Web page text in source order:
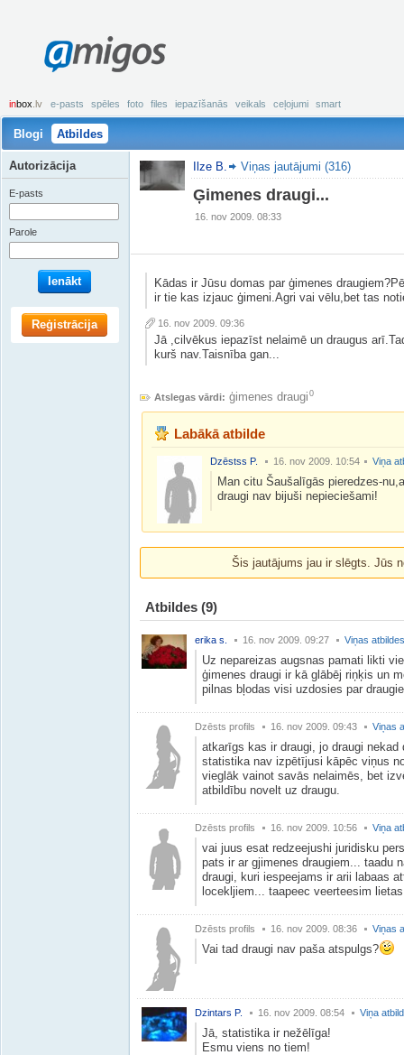
amigos
inbox .lv e-pasts spēles foto files iepazīšanās veikals ceļojumi smart
Blogi Atbildes
Ilze B. Viņas jautājumi (316)
Ģimenes draugi...
16. nov 2009. 08:33
Kādas ir Jūsu domas par ģimenes
ir tie kas izjauc ģimeni.Agri vai vēlu,bet tas
16. nov 2009. 09:36
Jā ,cilvēkus iepazīst nelaimē un draugus
kurš nav.Taisnība gan...
Atslegas vārdi: ģimenes draugi 0
Labākā atbilde
Dzēstss P. 16. nov 2009. 10:54 Viņa
Man citu Šaušalīgās pieredzes-
draugi nav bijuši nepieciešami!
Šis jautājums jau ir slēgts. Jūs
Atbildes (9)
erika s. 16. nov 2009. 09:27 Viņas atbildes
Uz nepareizas augsnas pamati likti
ģimenes draugi ir kā glābēj riņķis un
pilnas bļodas visi uzdosies par
Dzēsts profils 16. nov 2009. 09:43 Viņas
atkarīgs kas ir draugi, jo draugi nekad
statistika nav izpētījusi kāpēc viņus
vieglāk vainot savās nelaimēs, bet
atbildību novelt uz draugu.
Dzēsts profils 16. nov 2009. 10:56 Viņa
vai juus esat redzeejushi juridisku
pats ir ar gjimenes draugiem... taadu
draugi, kuri iespeejams ir arii labaas
locekljiem... taapeec veerteesim
Dzēsts profils 16. nov 2009. 08:36 Viņas
Vai tad draugi nav paša atspulgs?
Dzintars P. 16. nov 2009. 08:54 Viņa
Jā, statistika ir nežēlīga!
Esmu viens no tiem!
Autorizācija
E-pasts
Parole
Ienākt
Reģistrācija